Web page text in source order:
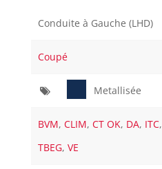
Conduite à Gauche (LHD)
Coupé
Metallisée
BVM,CLIM,CT OK, DA, ITC,
TBEG,VE